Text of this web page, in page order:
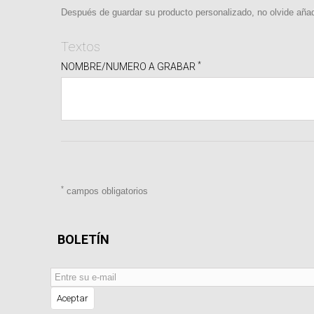
Después de guardar su producto personalizado, no olvide
Textos
NOMBRE/NUMERO A GRABAR *
* campos obligatorios
BOLETÍN
Aceptar